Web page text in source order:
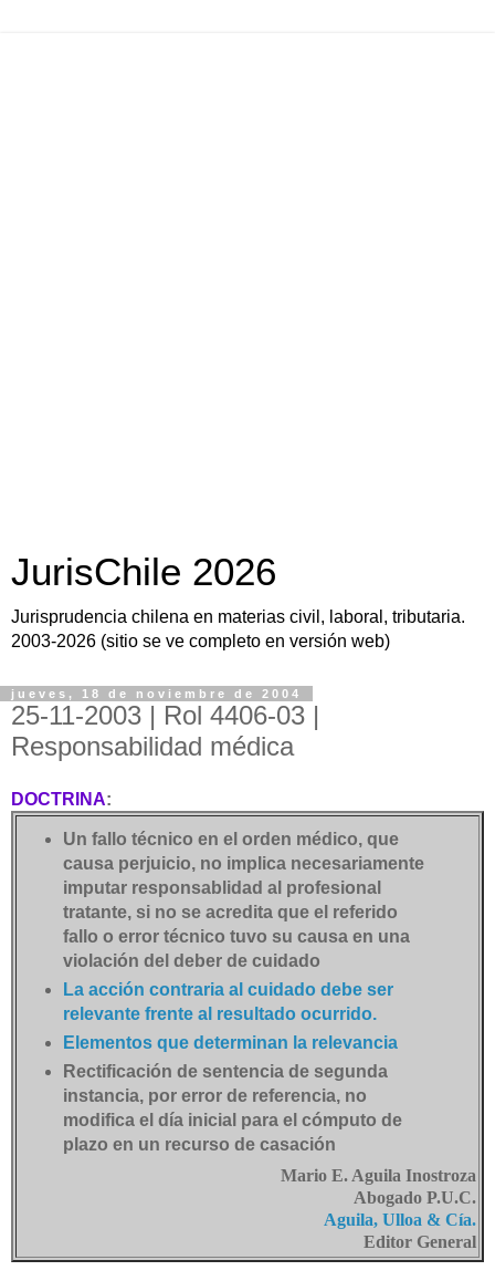
JurisChile 2026
Jurisprudencia chilena en materias civil, laboral, tributaria.
2003-2026 (sitio se ve completo en versión web)
jueves, 18 de noviembre de 2004
25-11-2003 | Rol 4406-03 |
Responsabilidad médica
DOCTRINA:
Un fallo técnico en el orden médico, que
causa perjuicio, no implica necesariamente
imputar responsablidad al profesional
tratante, si no se acredita que el referido
fallo o error técnico tuvo su causa en una
violación del deber de cuidado
La acción contraria al cuidado debe ser
relevante frente al resultado ocurrido.
Elementos que determinan la relevancia
Rectificación de sentencia de segunda
instancia, por error de referencia, no
modifica el día inicial para el cómputo de
plazo en un recurso de casación
Mario E. Aguila Inostroza
Abogado P.U.C.
Aguila, Ulloa & Cía.
Editor General